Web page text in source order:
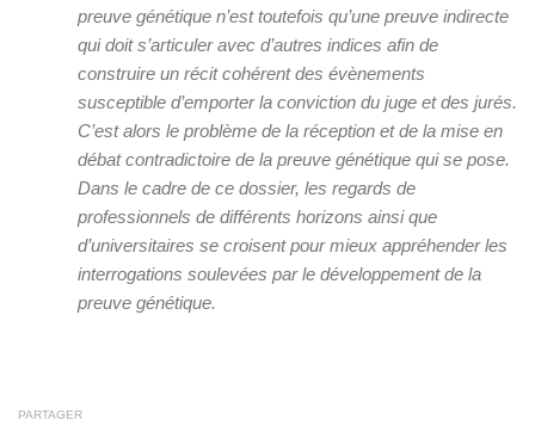
preuve génétique n’est toutefois qu’une preuve indirecte
qui doit s’articuler avec d’autres indices afin de
construire un récit cohérent des évènements
susceptible d’emporter la conviction du juge et des jurés.
C’est alors le problème de la réception et de la mise en
débat contradictoire de la preuve génétique qui se pose.
Dans le cadre de ce dossier, les regards de
professionnels de différents horizons ainsi que
d’universitaires se croisent pour mieux appréhender les
interrogations soulevées par le développement de la
preuve génétique.
PARTAGER